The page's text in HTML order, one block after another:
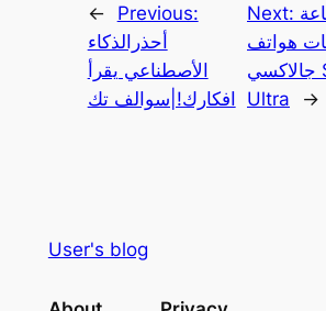
←
Previous:
أحذرالذكاء
الأصطناعي يقرأ
افكارك!|سوالف تك
Next:
هواتف
جالاكسي S24
Ultra
→
User's blog